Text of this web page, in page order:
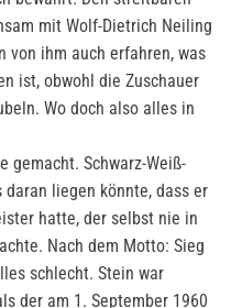
mit Wolf-Dietrich Neiling
von ihm auch erfahren, was
ist, obwohl die Zuschauer
Wo doch also alles in
gemacht. Schwarz-Weiß-
daran liegen könnte, dass er
hatte, der selbst nie in
Nach dem Motto: Sieg
schlecht. Stein war
der am 1. September 1960